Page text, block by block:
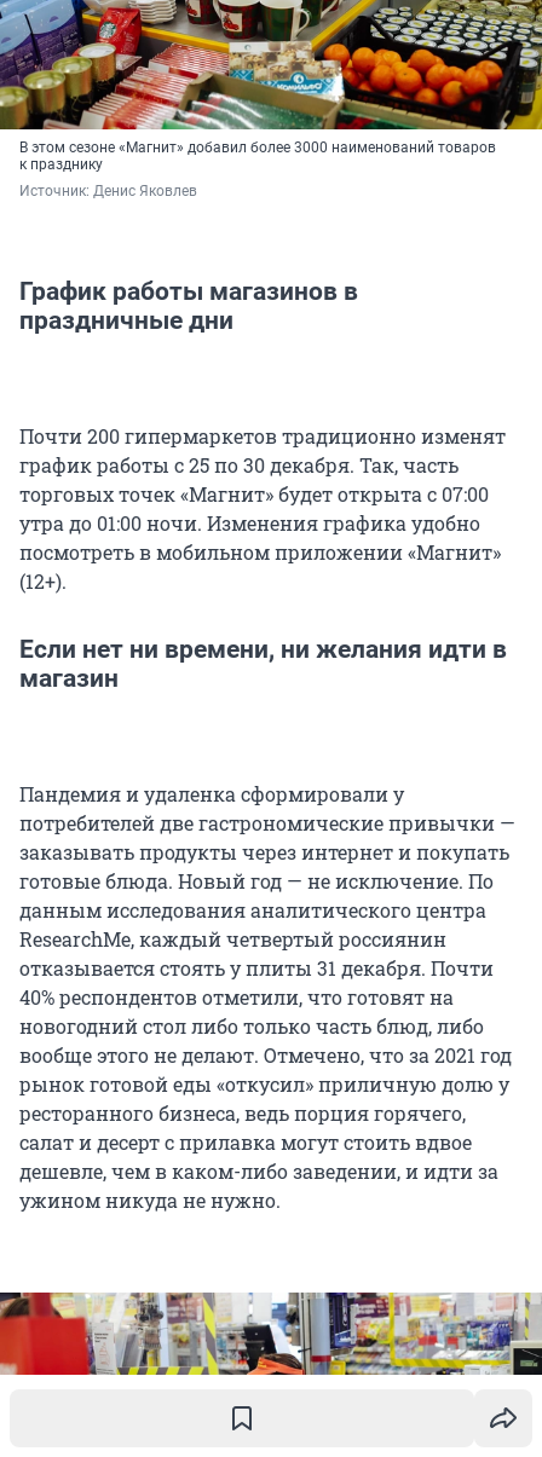
В этом сезоне «Магнит» добавил более 3000 наименований товаров
к празднику
Источник: Денис Яковлев
График работы магазинов в
праздничные дни
Почти 200 гипермаркетов традиционно изменят
график работы с 25 по 30 декабря. Так, часть
торговых точек «Магнит» будет открыта с 07:00
утра до 01:00 ночи. Изменения графика удобно
посмотреть в мобильном приложении «Магнит»
(12+).
Если нет ни времени, ни желания идти в
магазин
Пандемия и удаленка сформировали у
потребителей две гастрономические привычки —
заказывать продукты через интернет и покупать
готовые блюда. Новый год — не исключение. По
данным исследования аналитического центра
ResearchMe, каждый четвертый россиянин
отказывается стоять у плиты 31 декабря. Почти
40% респондентов отметили, что готовят на
новогодний стол либо только часть блюд, либо
вообще этого не делают. Отмечено, что за 2021 год
рынок готовой еды «откусил» приличную долю у
ресторанного бизнеса, ведь порция горячего,
салат и десерт с прилавка могут стоить вдвое
дешевле, чем в каком-либо заведении, и идти за
ужином никуда не нужно.